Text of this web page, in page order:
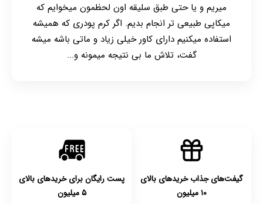
میریم و یا حتی طبق سلیقه اون لحظمون میخوایم که
میکاپی طبیعی تر انجام بدیم. اگر کرم پودری که همیشه
استفاده میکنیم دارای کاور خیلی زیاد و ماتی باشه میشه
گفت، تلاش ما بی نتیجه میمونه و...
گیفت‌های جذاب خریدهای بالای
۱۰ میلیون
پست رایگان برای خریدهای بالای
۵ میلیون